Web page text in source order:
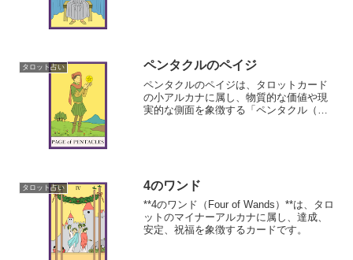
タロット占い ペンタクルのペイジ
ペンタクルのペイジは、タロットカード
の小アルカナに属し、物質的な価値や現
実的な側面を象徴する「ペンタクル（硬
タロット占い 4のワンド
**4のワンド（Four of Wands）**は、タロ
ットのマイナーアルカナに属し、達成、
安定、祝福を象徴するカードです。